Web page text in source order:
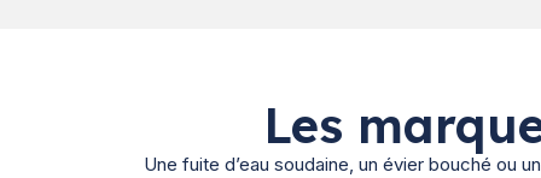
Les
Une fuite d’eau soudaine, un évier bouché ou